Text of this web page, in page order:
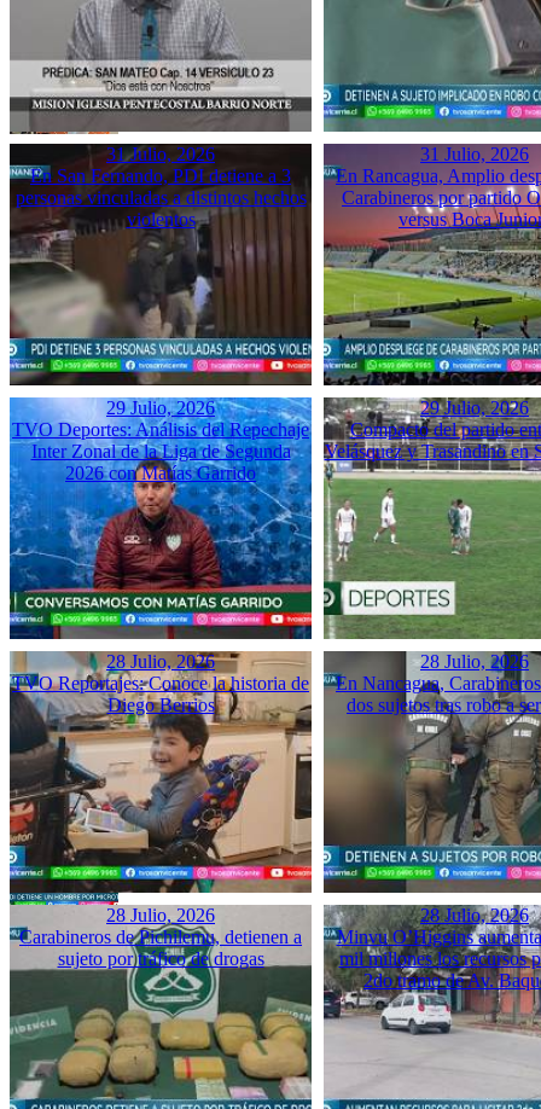
31 Julio, 2026
En San Fernando, PDI detiene a 3
personas vinculadas a distintos hechos
violentos
31 Julio, 2026
En Rancagua, Amplio
Carabineros por partido
versus Boca
29 Julio, 2026
TVO Deportes: Análisis del Repechaje
Inter Zonal de la Liga de Segunda
2026 con Matías Garrido
29 Julio, 2026
Compacto del partido
Velásquez y Trasandino en
28 Julio, 2026
TVO Reportajes: Conoce la historia de
Diego Berrios
28 Julio, 2026
En Nancagua,
dos sujetos tras robo a
28 Julio, 2026
Carabineros de Pichilemu, detienen a
sujeto por tráfico de drogas
28 Julio, 2026
Minvu O’Higgins
mil millones los recursos
2do tramo de Av.